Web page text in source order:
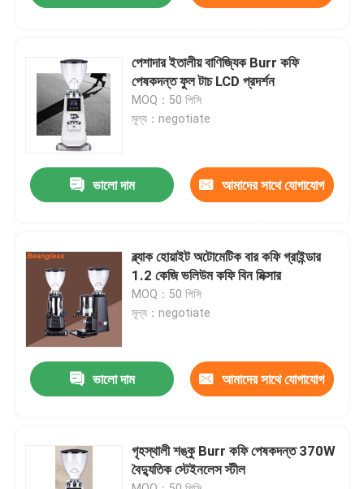
VR প্রদর্শন
আমাদের সম্পর্কে
মান নিয়ন্ত্রণ
যোগাযোগ করুন
মামলা
Burr কফি পেষকদন্ত
পেশাদার ইতালীয় বাণিজ্যিক Burr কফি
পেষকদন্ত ফুল টাচ LCD প্রদর্শন
MOQ：50 পিসি
মূল্য：negotiate
ভালো দাম আমাদের সাথে যোগাযোগ
ব্ল্যাক হোয়াইট অটোমেটিক বার কফি গ্রাইন্ডার
1.2 কেজি ভলিউম কফি বিন মিক্সার
MOQ：50 পিসি
মূল্য：negotiate
ভালো দাম আমাদের সাথে যোগাযোগ
গৃহস্থালী শঙ্কু Burr কফি পেষকদন্ত 370W
বৈদ্যুতিক স্টেইনলেস স্টীল